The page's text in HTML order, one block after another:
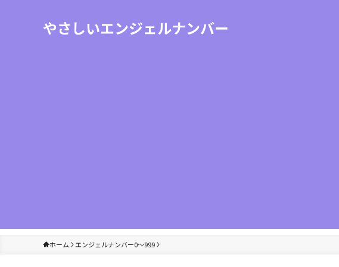
やさしいエンジェルナンバー
ホーム エンジェルナンバー0〜999